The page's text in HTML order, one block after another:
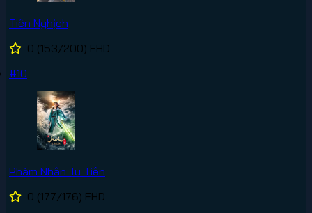
Tiên Nghịch
0 (153/200) FHD
#10
Phàm Nhân Tu Tiên
0 (177/176) FHD